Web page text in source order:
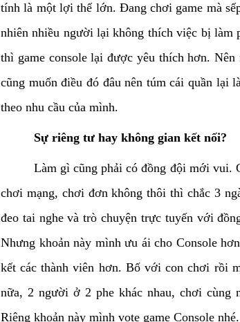
tính là một lợi thế lớn. Đang chơi game mà
nhiên nhiều người lại không thích việc bị làm
thì game console lại được yêu thích hơn.
cũng muốn điều đó đâu nên túm cái quần
theo nhu cầu của mình.
Sự riêng tư hay không gian kết nối?
Làm gì cũng phải có đồng đội mới vui.
chơi mạng, chơi đơn không thôi thì chắc 3
đeo tai nghe và trò chuyện trực tuyến với
Nhưng khoản này mình ưu ái cho Console
kết các thành viên hơn. Bố với con chơi rồi
nữa, 2 người ở 2 phe khác nhau, chơi cùng
Riêng khoản này mình vote game Console nhé.